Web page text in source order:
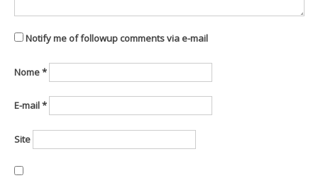
Notify me of followup comments via e-mail
Nome*
E-mail*
Site